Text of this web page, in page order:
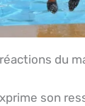
du
son